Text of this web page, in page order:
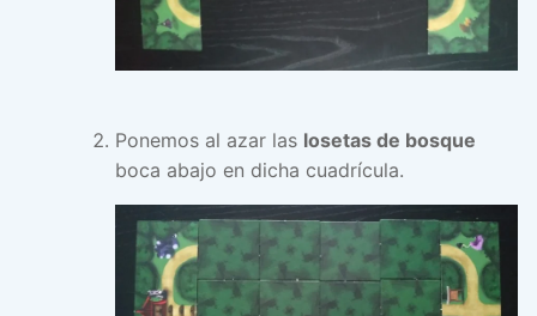
Ponemos al azar las losetas de bosque
boca abajo en dicha cuadrícula.